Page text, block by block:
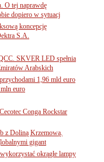
O tej naprawdę
dopiero w sytuacj
koncepcję
S.A.
SKVER LED spełnia
Arabskich
1,96 mld euro
euro
Conga Rockstar
z Doliną Krzemową.
gigant
okrągłe lampy